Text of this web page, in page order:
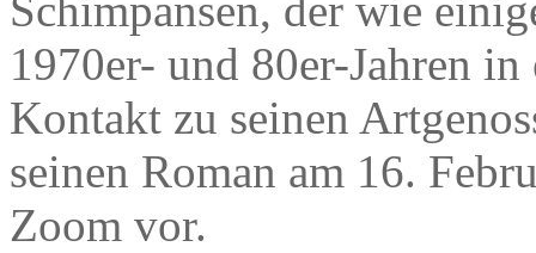
Schimpansen, der wie
1970er- und 80er-Jahren
Kontakt zu seinen
seinen Roman am 16.
Zoom vor.